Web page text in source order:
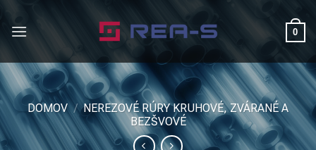
0
DOMOV / NEREZOVÉ RÚRY KRUHOVÉ, ZVÁRANÉ A
BEZŠVOVÉ